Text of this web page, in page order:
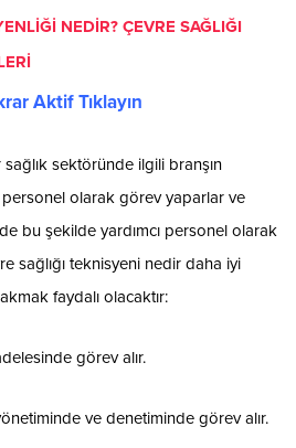
NEDİR? ÇEVRE SAĞLIĞI
Aktif Tıklayın
sektöründe ilgili branşın
personel olarak görev yaparlar ve
bu şekilde yardımcı personel olarak
sağlığı teknisyeni nedir daha iyi
faydalı olacaktır:
görev alır.
ve denetiminde görev alır.